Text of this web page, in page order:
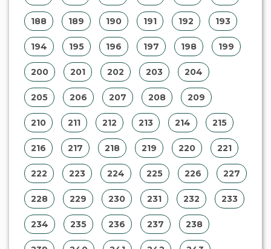
140 141 142 143 144 145
146 147 148 149 150 151
152 153 154 155 156
158 159 160 161 162
164 165 166 167 168 169
170 171 172 173 174 175
176 177 178 179 180 181
182 183 184 185 186 187
188 189 190 191 192
194 195 196 197 198